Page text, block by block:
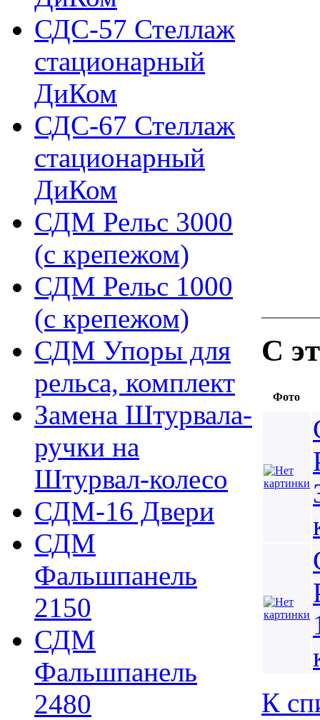
СДС-57 Стеллаж
стационарный
ДиКом
СДС-67 Стеллаж
стационарный
ДиКом
СДМ Рельс 3000
(с крепежом)
СДМ Рельс 1000
(с крепежом)
СДМ Упоры для
рельса, комплект
Замена Штурвала-
ручки на
Штурвал-колесо
СДМ-16 Двери
СДМ
Фальшпанель
2150
СДМ
Фальшпанель
2480
С
Фото
К